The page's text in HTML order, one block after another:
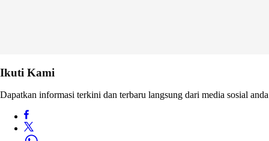
Ikuti Kami
Dapatkan informasi terkini dan terbaru langsung dari media sosial anda